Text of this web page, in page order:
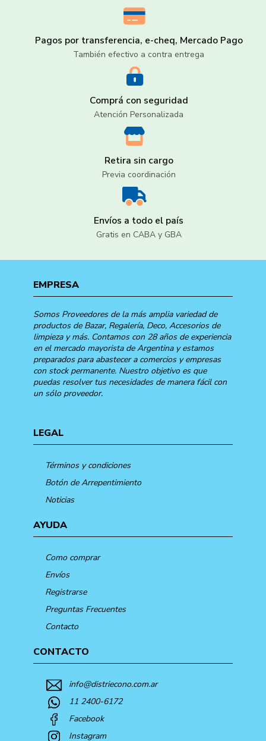
Pagos por transferencia, e-cheq, Mercado Pago
También efectivo a contra entrega
Comprá con seguridad
Atención Personalizada
Retira sin cargo
Previa coordinación
Envíos a todo el país
Gratis en CABA y GBA
EMPRESA
Somos Proveedores de la más amplia variedad de
productos de Bazar, Regalería, Deco, Accesorios de
limpieza y más. Contamos con 28 años de experiencia
en el mercado mayorista de Argentina y estamos
preparados para abastecer a comercios y empresas
con stock permanente. Nuestro objetivo es que
puedas resolver tus necesidades de manera fácil con
un sólo proveedor.
LEGAL
Términos y condiciones
Botón de Arrepentimiento
Noticias
AYUDA
Como comprar
Envíos
Registrarse
Preguntas Frecuentes
Contacto
CONTACTO
info@distriecono.com.ar
11 2400-6172
Facebook
Instagram